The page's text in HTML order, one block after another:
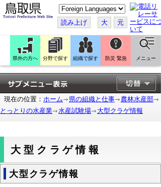
こ
の
ペ
ー
ジ
翻
訳
す
る
読み上げ 大 元
県外の方へ 分野で探す 組織で探す 防災 緊急 メニュー
現在の位置： ホーム 県の組織と仕事
農林水産部
とっとりの水産業
水産試験場 大型クラゲ情報
大型クラゲ情報
大型クラゲ情報